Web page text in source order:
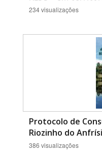
234 visualizações
Protocolo de
Riozinho do
386 visualizações